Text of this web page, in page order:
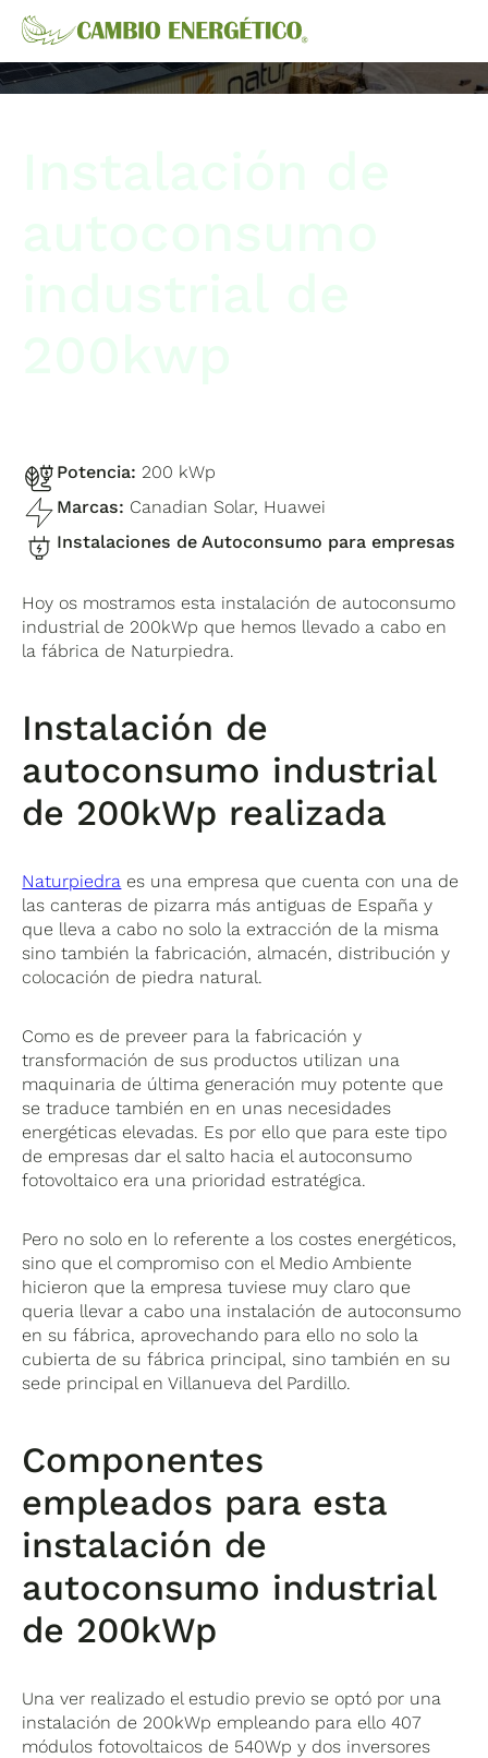
Potencia: 200 kWp
Marcas: Canadian Solar, Huawei
Instalaciones de Autoconsumo para empresas
Hoy os mostramos esta instalación de autoconsumo
industrial de 200kWp que hemos llevado a cabo en
la fábrica de Naturpiedra.
Instalación de
autoconsumo industrial
de 200kWp realizada
Naturpiedra es una empresa que cuenta con una de
las canteras de pizarra más antiguas de España y
que lleva a cabo no solo la extracción de la misma
sino también la fabricación, almacén, distribución y
colocación de piedra natural.
Como es de preveer para la fabricación y
transformación de sus productos utilizan una
maquinaria de última generación muy potente que
se traduce también en en unas necesidades
energéticas elevadas. Es por ello que para este tipo
de empresas dar el salto hacia el autoconsumo
fotovoltaico era una prioridad estratégica.
Pero no solo en lo referente a los costes energéticos,
sino que el compromiso con el Medio Ambiente
hicieron que la empresa tuviese muy claro que
queria llevar a cabo una instalación de autoconsumo
en su fábrica, aprovechando para ello no solo la
cubierta de su fábrica principal, sino también en su
sede principal en Villanueva del Pardillo.
Componentes
empleados para esta
instalación de
autoconsumo industrial
de 200kWp
Una ver realizado el estudio previo se optó por una
instalación de 200kWp empleando para ello 407
módulos fotovoltaicos de 540Wp y dos inversores